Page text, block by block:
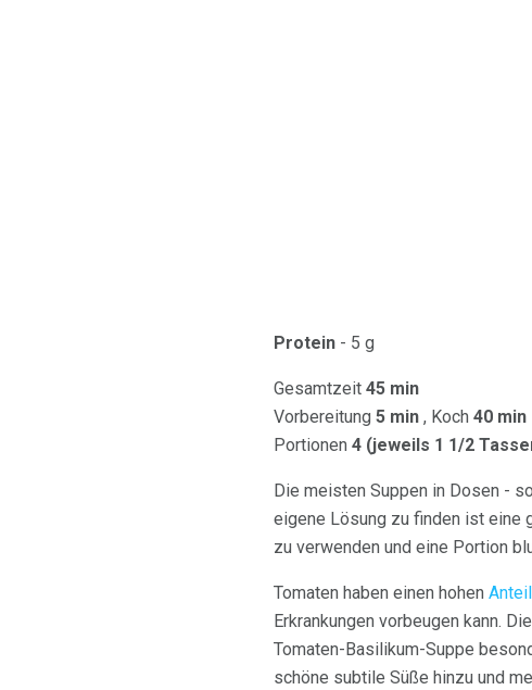
Protein - 5 g
Gesamtzeit 45 min
Vorbereitung 5 min , Koch 40 min
Portionen 4 (jeweils 1 1/2
Die meisten Suppen in Dosen -
eigene Lösung zu finden ist eine
zu verwenden und eine Portion
Tomaten haben einen hohen Anteil
Erkrankungen vorbeugen kann.
Tomaten-Basilikum-Suppe
schöne subtile Süße hinzu und